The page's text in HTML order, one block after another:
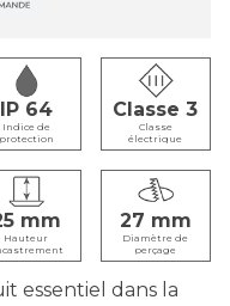
IP 64
Indice de
protection
Classe 3
Classe
électrique
Hauteur
27
Diamètre de
perçage
essentiel dans la